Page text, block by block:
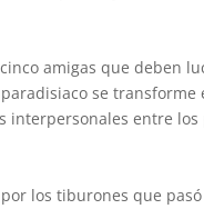
amigas que deben
se
interpersonales entre
los tiburones que